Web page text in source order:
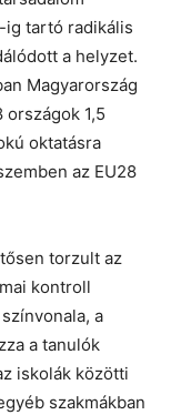
ig tartó radikális
a helyzet.
Magyarország
országok 1,5
oktatásra
az EU28
torzult az
kontroll
a
a tanulók
iskolák közötti
szakmákban